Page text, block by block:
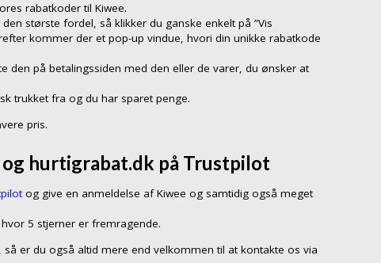
rabatkoder til Kiwee.
største fordel, så klikker du ganske enkelt på ”Vis
kommer der et pop-up vindue, hvori din unikke rabatkode
den på betalingssiden med den eller de varer, du ønsker at
trukket fra og du har sparet penge.
pris.
hurtigrabat.dk på Trustpilot
og give en anmeldelse af Kiwee og samtidig også meget
5 stjerner er fremragende.
er du også altid mere end velkommen til at kontakte os via